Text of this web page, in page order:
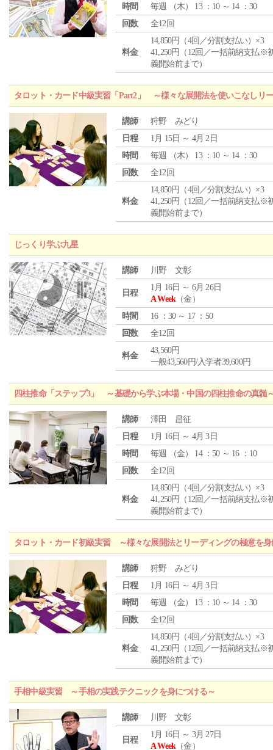
時間 毎週 （木） 13 ：10 ～ 14 ：30
回数
全12回
料金
14,850円（4回／分割支払い）×3
41,250円（12回／一括前納支払※
義開始前まで）
タロット・カード中級実習「Part2」 ～様々な展開法を使いこなしリ
講師
狩野 みどり
日程
1月 15日 ～ 4月 2日
時間
毎週 （木） 13 ：10 ～ 14 ：30
回数
全12回
料金
14,850円（4回／分割支払い）×3
41,250円（12回／一括前納支払※
義開始前まで）
じっくり学ぶ九星
講師 川野 文彰
日程
1月 16日 ～ 6月 26日
A Week（金）
時間
16 ：30 ～ 17 ：50
回数
全12回
料金
43,560円
一般43,560円/入学者39,600円
四柱推命「ステップ3」 ～基礎から学ぶ本場・中国の四柱推命の真髄
講師
澤田 昌征
日程
1月 16日 ～ 4月 3日
時間
毎週 （金） 14 ：50 ～ 16 ：10
回数
全12回
料金
14,850円（4回／分割支払い）×3
41,250円（12回／一括前納支払※
義開始前まで）
タロット・カード初級実習 ～様々な展開法とリーディングの極意を身
講師
狩野 みどり
日程
1月 16日 ～ 4月 3日
時間
毎週 （金） 13 ：10 ～ 14 ：30
回数
全12回
料金
14,850円（4回／分割支払い）×3
41,250円（12回／一括前納支払※
義開始前まで）
手相中級実習 ～手相の実践テクニックを身につける～
講師 川野 文彰
日程
1月 16日 ～ 3月 27日
A Week（金）